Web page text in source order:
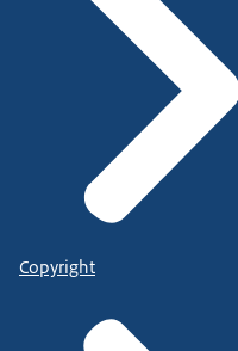
Copyright